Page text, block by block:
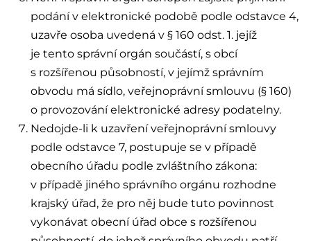
podání v elektronické podobě podle odstavce 4,
uzavře osoba uvedená v § 160 odst. 1. jejíž
je tento správní orgán součástí, s obcí
s rozšířenou působností, v jejímž správním
obvodu má sídlo, veřejnoprávní smlouvu (§ 160)
o provozování elektronické adresy podatelny.
Nedojde-li k uzavření veřejnoprávní smlouvy
podle odstavce 7, postupuje se v případě
obecního úřadu podle zvláštního zákona:
v případě jiného správního orgánu rozhodne
krajský úřad, že pro něj bude tuto povinnost
vykonávat obecní úřad obce s rozšířenou